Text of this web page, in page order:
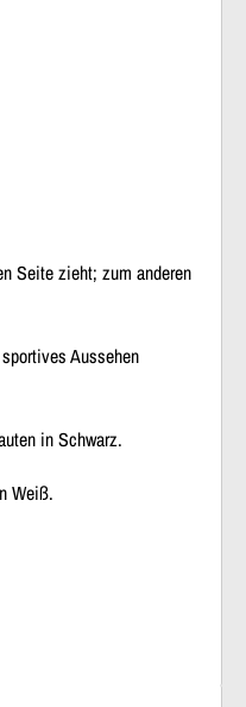
Seite zieht; zum anderen
Aussehen
in Schwarz.
Weiß.